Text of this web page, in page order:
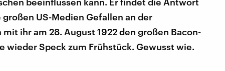
US-Medien Gefallen an der
ihr am 28. August 1922 den großen Bacon-
wieder Speck zum Frühstück. Gewusst wie.